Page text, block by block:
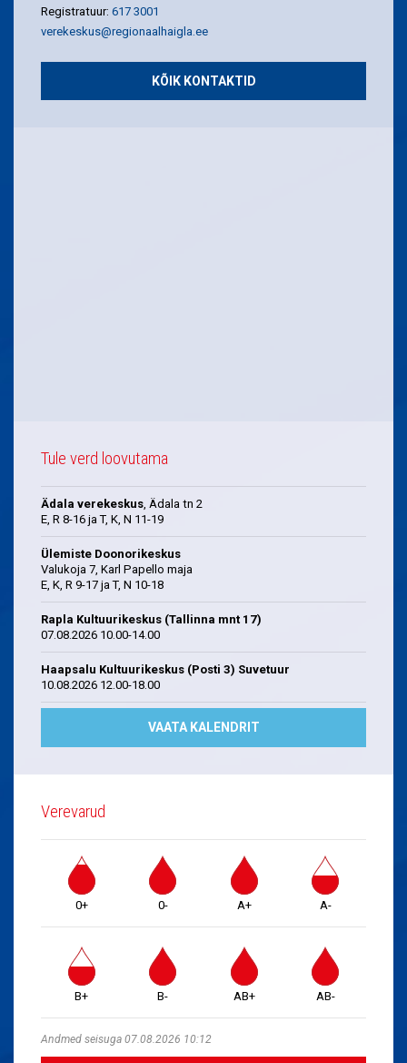
Registratuur: 617 3001
verekeskus@regionaalhaigla.ee
KÕIK KONTAKTID
Tule verd loovutama
Ädala verekeskus , Ädala tn 2
E, R 8-16 ja T, K, N 11-19
Ülemiste Doonorikeskus
Valukoja 7, Karl Papello maja
E, K, R 9-17 ja T, N 10-18
Rapla Kultuurikeskus (Tallinna mnt 17)
07.08.2026 10.00-14.00
Haapsalu Kultuurikeskus (Posti 3) Suvetuur
10.08.2026 12.00-18.00
VAATA KALENDRIT
Verevarud
0+ 0- A+ A-
B+ B- AB+ AB-
Andmed seisuga 07.08.2026 10:12